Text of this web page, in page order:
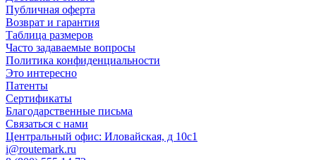
Публичная оферта
Возврат и гарантия
Таблица размеров
Часто задаваемые вопросы
Политика конфиденциальности
Это интересно
Патенты
Сертификаты
Благодарственные письма
Связаться с нами
Центральный офис: Иловайская, д 10с1
i@routemark.ru